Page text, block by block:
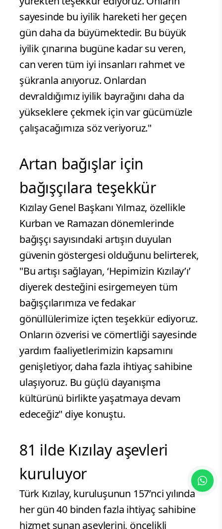
sayesinde bu iyilik hareketi her geçen
gün daha da büyümektedir. Bu büyük
iyilik çınarına bugüne kadar su veren,
can veren tüm iyi insanları rahmet ve
şükranla anıyoruz. Onlardan
devraldığımız iyilik bayrağını daha da
yükseklere çekmek için var gücümüzle
çalışacağımıza söz veriyoruz."
Artan bağışlar için
bağışçılara teşekkür
Kızılay Genel Başkanı Yılmaz, özellikle
Kurban ve Ramazan dönemlerinde
bağışçı sayısındaki artışın duyulan
güvenin göstergesi olduğunu belirterek,
"Bu artışı sağlayan, ‘Hepimizin Kızılay’ı’
diyerek desteğini esirgemeyen tüm
bağışçılarımıza ve fedakar
gönüllülerimize içten teşekkür ediyoruz.
Onların özverisi ve cömertliği sayesinde
yardım faaliyetlerimizin kapsamını
genişletiyor, daha fazla ihtiyaç sahibine
ulaşıyoruz. Bu güçlü dayanışma
kültürünü birlikte yaşatmaya devam
edeceğiz" diye konuştu.
81 ilde Kızılay aşevleri
kuruluyor
Türk Kızılay, kuruluşunun 157’nci yılında
her gün 40 binden fazla ihtiyaç sahibine
hizmet sunan aşevlerini, öncelikli